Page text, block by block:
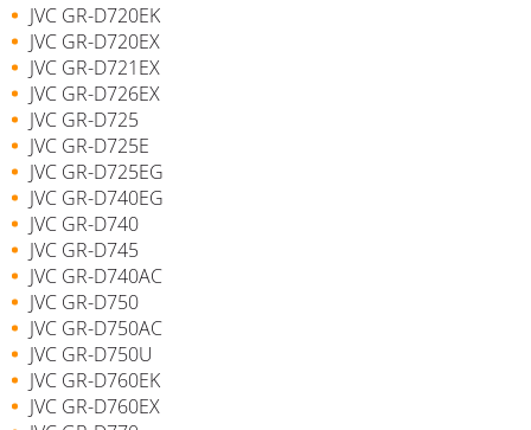
JVC GR-D720EK
JVC GR-D720EX
JVC GR-D721EX
JVC GR-D726EX
JVC GR-D725
JVC GR-D725E
JVC GR-D725EG
JVC GR-D740EG
JVC GR-D740
JVC GR-D745
JVC GR-D740AC
JVC GR-D750
JVC GR-D750AC
JVC GR-D750U
JVC GR-D760EK
JVC GR-D760EX